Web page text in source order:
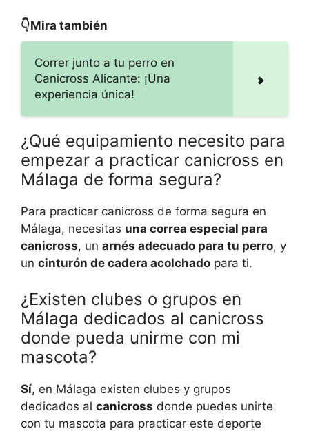
👇Mira también
Correr junto a tu perro en
Canicross Alicante: ¡Una
experiencia única!
¿Qué equipamiento necesito para
empezar a practicar canicross en
Málaga de forma segura?
Para practicar canicross de forma segura en
Málaga, necesitas una correa especial para
canicross, un arnés adecuado para tu perro, y
un cinturón de cadera acolchado para ti.
¿Existen clubes o grupos en
Málaga dedicados al canicross
donde pueda unirme con mi
mascota?
Sí, en Málaga existen clubes y grupos
dedicados al canicross donde puedes unirte
con tu mascota para practicar este deporte